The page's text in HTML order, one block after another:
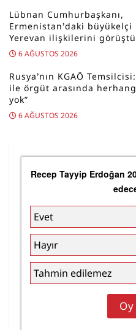
Lübnan Cumhurbaşkanı,
Ermenistan’daki
Yerevan ilişkilerini görüştü
6 AĞUSTOS 2026
Rusya’nın KGAÖ
ile örgüt arasında
yok”
6 AĞUSTOS 2026
Recep Tayyip Erdoğan
Evet
Hayır
Tahmin edilemez